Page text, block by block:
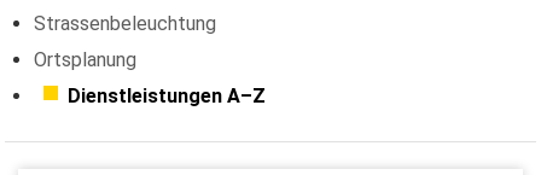
Strassenbeleuchtung
Ortsplanung
Dienstleistungen A–Z